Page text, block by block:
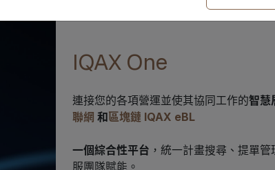
IQAX One
連接您的各項營運並使其協同工作的智慧
聯網 和區塊鏈 IQAX eBL
一個綜合性平台 ，統一計畫搜尋、提單
服團隊賦能。